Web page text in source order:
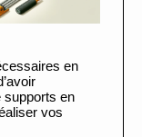
en
supports en
vos